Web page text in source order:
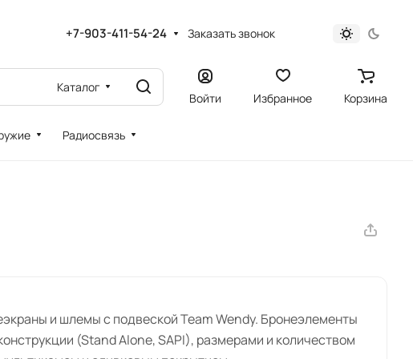
+7-903-411-54-24 Заказать звонок
Каталог
Войти Избранное Корзина
Радиосвязь
и шлемы с подвеской Team Wendy. Бронеэлементы
(Stand Alone, SAPI), размерами и количеством